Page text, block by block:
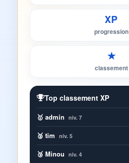
XP
progression
★
classement
Top classement XP
🥇 admin niv. 7
🥈 tim niv. 5
🥉 Minou niv. 4